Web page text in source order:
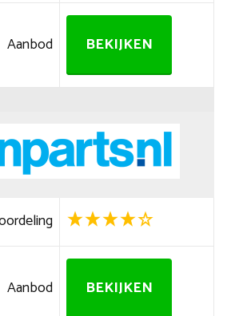
Aanbod BEKIJKEN
Aanbod BEKIJKEN